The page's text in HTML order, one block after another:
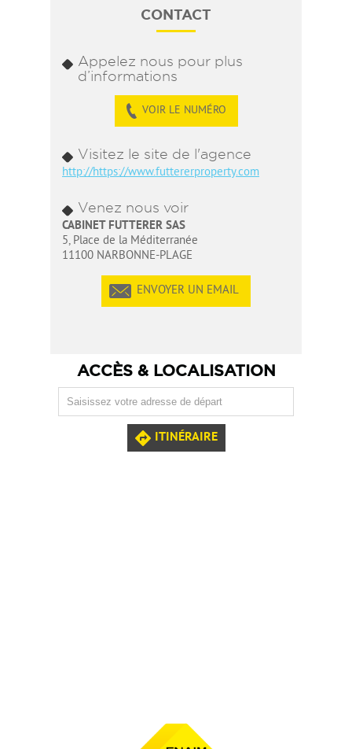
CONTACT
Appelez nous pour plus
d’informations
VOIR LE NUMÉRO
Visitez le site de l'agence
http://https://www.futtererproperty.com
Venez nous voir
CABINET FUTTERER SAS
5, Place de la Méditerranée
11100 NARBONNE-PLAGE
ENVOYER UN EMAIL
ACCÈS & LOCALISATION